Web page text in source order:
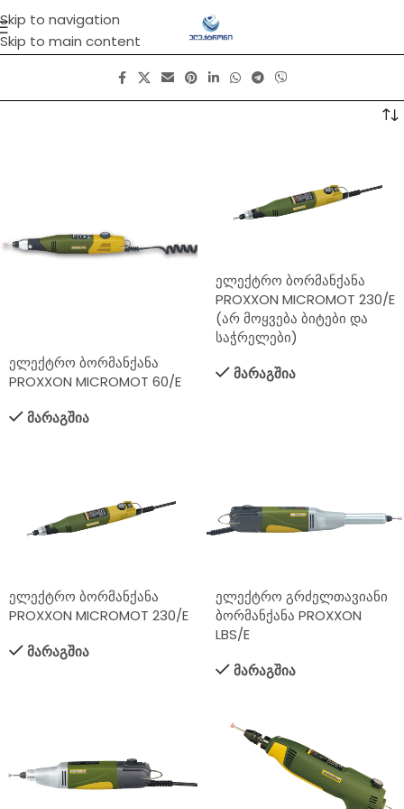
Skip to navigation
Skip to main content
ელექტრო ბორმანქანა
PROXXON MICROMOT 60/E
მარაგშია
ელექტრო ბორმანქანა
PROXXON MICROMOT 230/E
(არ მოყვება ბიტები და
საჭრელები)
მარაგშია
ელექტრო ბორმანქანა
PROXXON MICROMOT 230/E
მარაგშია
ელექტრო გრძელთავიანი
ბორმანქანა PROXXON
LBS/E
მარაგშია